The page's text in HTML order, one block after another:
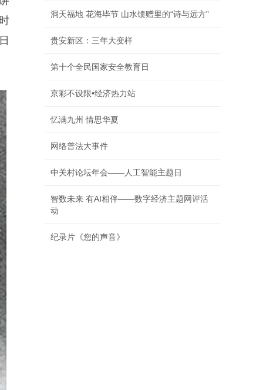
洞天福地 花海毕节 山水馈赠里的“诗与远方”
贵安新区：三年大变样
第十个全民国家安全教育日
京彩不设限•经济热力站
忆满九州 情思华夏
网络普法大事件
中关村论坛年会——人工智能主题日
智数未来 有AI相伴——数字经济主题网评活
动
纪录片《您的声音》